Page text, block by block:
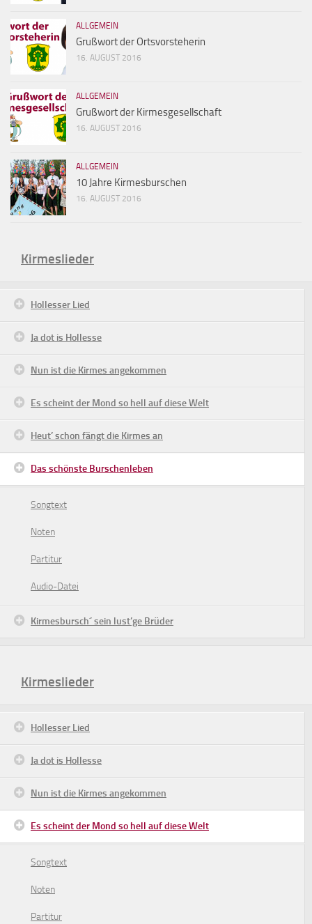
ALLGEMEIN
Grußwort der Ortsvorsteherin
16. AUGUST 2016
ALLGEMEIN
Grußwort der Kirmesgesellschaft
16. AUGUST 2016
ALLGEMEIN
10 Jahre Kirmesburschen
16. AUGUST 2016
Kirmeslieder
Hollesser Lied
Ja dot is Hollesse
Nun ist die Kirmes angekommen
Es scheint der Mond so hell auf diese Welt
Heut’ schon fängt die Kirmes an
Das schönste Burschenleben
Songtext
Noten
Partitur
Audio-Datei
Kirmesbursch´ sein lust’ge Brüder
Kirmeslieder
Hollesser Lied
Ja dot is Hollesse
Nun ist die Kirmes angekommen
Es scheint der Mond so hell auf diese Welt
Songtext
Noten
Partitur